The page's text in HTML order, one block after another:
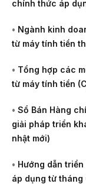
chính thức áp
• Ngành kinh
từ máy tính tiền
• Tổng hợp các
từ máy tính tiền
• Sổ Bán Hàng
giải pháp triển
nhật mới)
• Hướng dẫn
áp dụng từ tháng